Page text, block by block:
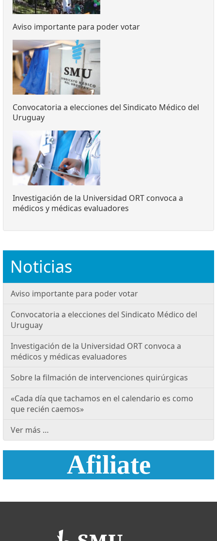
Aviso importante para poder votar
Convocatoria a elecciones del Sindicato Médico del
Uruguay
Investigación de la Universidad ORT convoca a
médicos y médicas evaluadores
Noticias
Aviso importante para poder votar
Convocatoria a elecciones del Sindicato Médico del
Uruguay
Investigación de la Universidad ORT convoca a
médicos y médicas evaluadores
Sobre la filmación de intervenciones quirúrgicas
«Cada día que tachamos en el calendario es como
que recién caemos»
Ver más …
Afiliate